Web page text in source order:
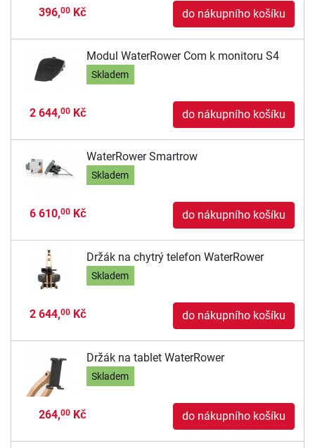
396,00Kč do nákupního košíku
Modul WaterRower Com k monitoru S4
Skladem
2 644,00Kč do nákupního košíku
WaterRower Smartrow
Skladem
6 610,00Kč do nákupního košíku
Držák na chytrý telefon WaterRower
Skladem
2 644,00Kč do nákupního košíku
Držák na tablet WaterRower
Skladem
264,00Kč do nákupního košíku